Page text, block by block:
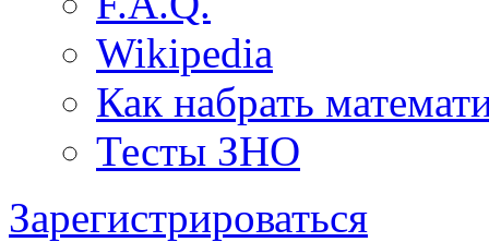
Wikipedia
Как набрать
Тесты ЗНО
Зарегистрироваться